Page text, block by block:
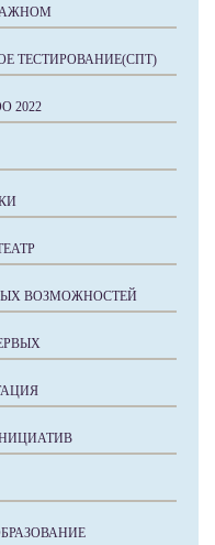
ТЕСТИРОВАНИЕ(СПТ)
2022
ВОЗМОЖНОСТЕЙ